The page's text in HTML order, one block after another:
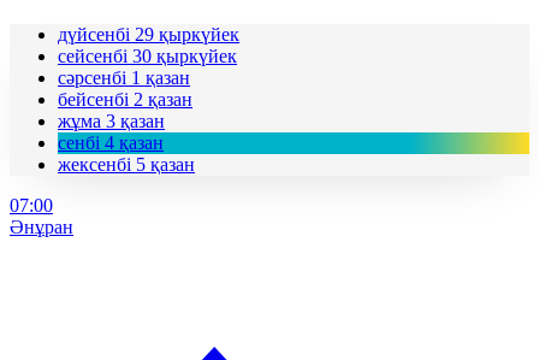
дүйсенбі 29 қыркүйек
сейсенбі 30 қыркүйек
сәрсенбі 1 қазан
бейсенбі 2 қазан
жұма 3 қазан
сенбі 4 қазан
жексенбі 5 қазан
07:00
Әнұран